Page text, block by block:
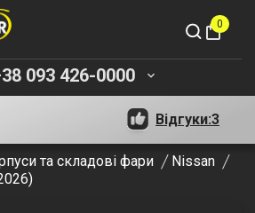
shopping_bag
0
093 426-0000 keyboard_arrow_down
Відгуки:3
та складові фари
Nissan